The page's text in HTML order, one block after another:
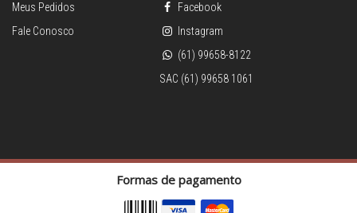
Meus Pedidos
Fale Conosco
Facebook
Instagram
(61) 99658-8122
SAC (61) 99658 1061
Formas de pagamento